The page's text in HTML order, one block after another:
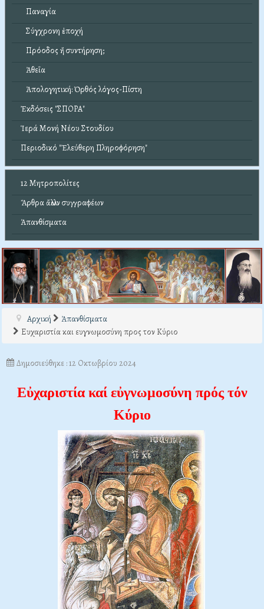
Παναγία
Σύγχρονη ἐποχή
Πρόοδος ἤ συντήρηση;
Ἀθεΐα
Ἀπολογητική: Ὀρθός λόγος-Πίστη
Ἐκδόσεις "ΣΠΟΡΑ"
Ἱερά Μονή Νέου Στουδίου
Περιοδικό "Ἐλεύθερη Πληροφόρηση"
12 Μητροπολίτες
Ἄρθρα ἄλλων συγγραφέων
Ἀπανθίσματα
Αρχική
Ἀπανθίσματα
Ευχαριστία και ευγνωμοσύνη προς τον Κύριο
Δημοσιεύθηκε : 12 Οκτωβρίου 2024
Εὐχαριστία καί εὐγνωμοσύνη πρός τόν
Κύριο